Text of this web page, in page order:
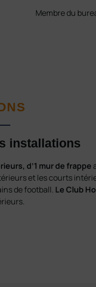
Membre du
installations
d’1 mur de frappe
et les courts
de football. Le Club